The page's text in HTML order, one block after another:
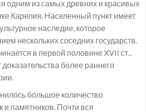
одним из самых древних и красивых
Карелия. Населенный пункт имеет
наследие, которое
нескольких соседних государств.
в первой половине XVII ст.,
более раннего
большое количество
и памятников. Почти вся